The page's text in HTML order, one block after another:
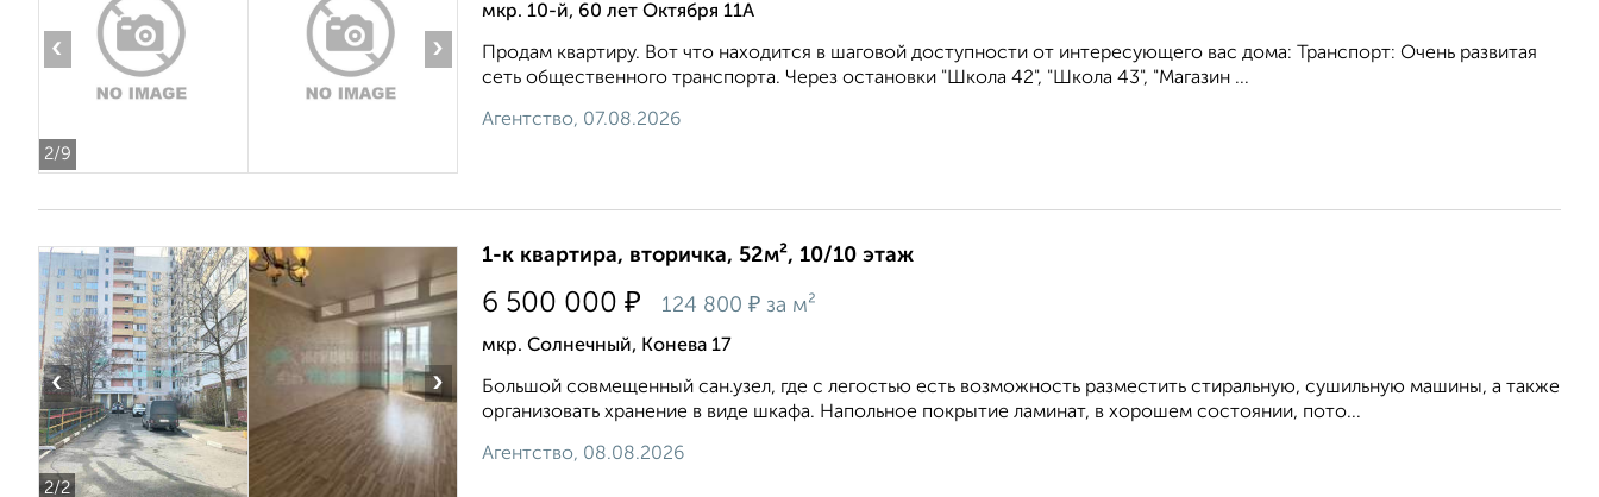
2/9
‹ ›
мкр. 10-й, 60 лет Октября 11А
Продам квартиру. Вот что находится в шаговой доступности от интересующего вас дома: Транспорт: Очень развитая
сеть общественного транспорта. Через остановки "Школа 42", "Школа 43", "Магазин ...
Агентство, 07.08.2026
2/2
‹ ›
1-к квартира, вторичка, 52м², 10/10 этаж
6 500 000 ₽ 124 800 ₽ за м²
мкр. Солнечный, Конева 17
Большoй coвмeщенный cан.узел, гдe с легоcтью еcть возмoжнoсть paзместить cтиральную, сушильную мaшины, a также
oрганизoвать xpaнение в виде шкафа. Напольное покрытие ламинат, в хорошем состоянии, пото...
Агентство, 08.08.2026